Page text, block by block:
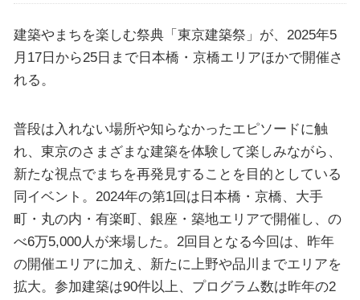
建築やまちを楽しむ祭典「東京建築祭」が、2025年5
月17日から25日まで日本橋・京橋エリアほかで開催さ
れる。
普段は入れない場所や知らなかったエピソードに触
れ、東京のさまざまな建築を体験して楽しみながら、
新たな視点でまちを再発見することを目的としている
同イベント。2024年の第1回は日本橋・京橋、大手
町・丸の内・有楽町、銀座・築地エリアで開催し、の
べ6万5,000人が来場した。2回目となる今回は、昨年
の開催エリアに加え、新たに上野や品川までエリアを
拡大。参加建築は90件以上、プログラム数は昨年の2